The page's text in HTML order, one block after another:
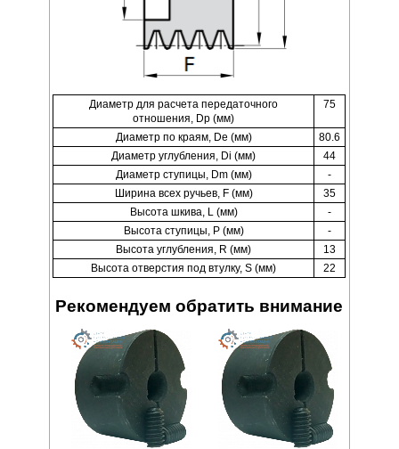
Диаметр для расчета передаточного
отношения, Dp (мм)
75
Диаметр по краям, De (мм)
80.6
Диаметр углубления, Di (мм)
44
Диаметр ступицы, Dm (мм)
-
Ширина всех ручьев, F (мм)
35
Высота шкива, L (мм)
-
Высота ступицы, P (мм)
-
Высота углубления, R (мм)
13
Высота отверстия под втулку, S (мм)
22
Рекомендуем обратить внимание